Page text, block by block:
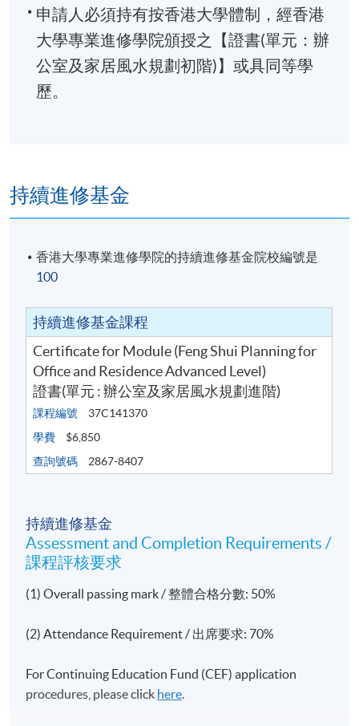
申請人必須持有按香港大學體制，經香港
大學專業進修學院頒授之【證書(單元：辦
公室及家居風水規劃初階)】或具同等學
歷。
持續進修基金
香港大學專業進修學院的持續進修基金院校編號是
100
持續進修基金課程
Certificate for Module (Feng Shui Planning for
Office and Residence Advanced Level)
證書(單元 : 辦公室及家居風水規劃進階)
課程編號
37C141370
學費
$6,850
查詢號碼
2867-8407
持續進修基金
Assessment and Completion Requirements /
課程評核要求
(1) Overall passing mark / 整體合格分數: 50%
(2) Attendance Requirement / 出席要求: 70%
For Continuing Education Fund (CEF) application
procedures, please click here.